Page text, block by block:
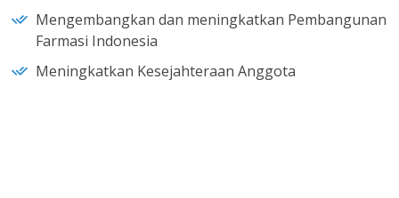
Mengembangkan dan meningkatkan Pembangunan
Farmasi Indonesia
Meningkatkan Kesejahteraan Anggota